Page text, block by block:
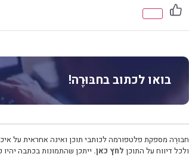
בואו לכתוב בחבּוּרֶה!
חבּוּרֶה מספקת פלטפורמה לכותבי תוכן ואינה אחראית על
ולכל דיווח על התוכן לחץ כאן. ייתכן שהתמונות בכתבה יהיו